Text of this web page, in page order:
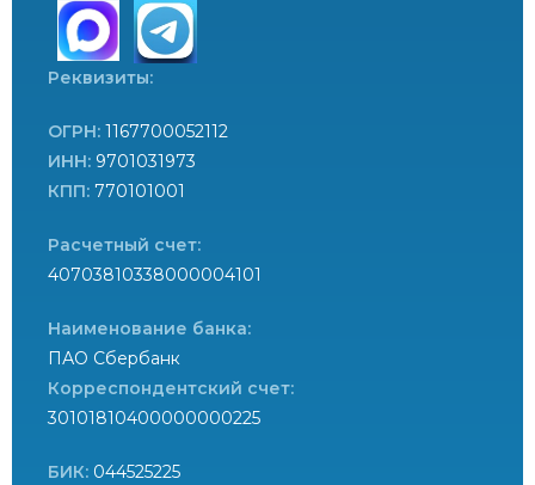
Реквизиты:
ОГРН: 1167700052112
ИНН: 9701031973
КПП: 770101001
Расчетный счет:
40703810338000004101
Наименование банка:
ПАО Сбербанк
Корреспондентский счет:
30101810400000000225
БИК: 044525225